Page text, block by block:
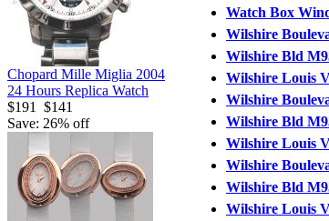
Chopard Mille Miglia 2004
24 Hours Replica Watch
$191
$141
Save: 26% off
Watch Box
Wilshire
Wilshire Bld
Wilshire Louis
Wilshire
Wilshire Bld
Wilshire Louis
Wilshire
Wilshire Bld
Wilshire Louis